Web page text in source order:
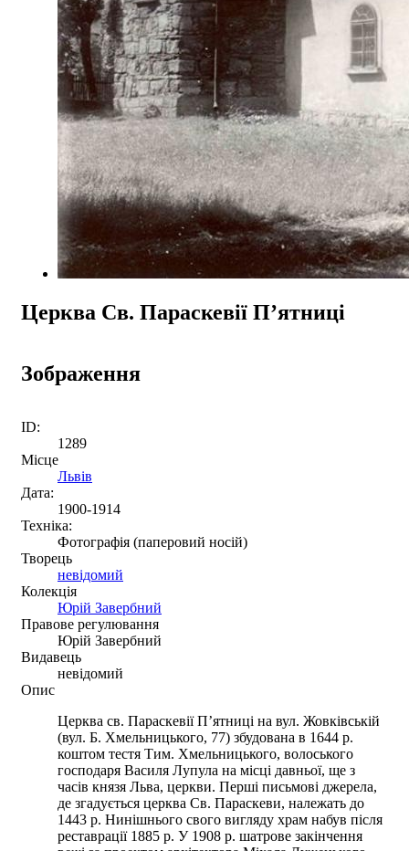
Церква Св. Параскевії П’ятниці
Зображення
ID:
1289
Місце
Львів
Дата:
1900-1914
Техніка:
Фотографія (паперовий носій)
Творець
невідомий
Колекція
Юрій Завербний
Правове регулювання
Юрій Завербний
Видавець
невідомий
Опис
Церква св. Параскевії П’ятниці на вул. Жовківській
(вул. Б. Хмельницького, 77) збудована в 1644 р.
коштом тестя Тим. Хмельницького, волоського
господаря Василя Лупула на місці давньої, ще з
часів князя Льва, церкви. Перші письмові джерела,
де згадується церква Св. Параскеви, належать до
1443 р. Нинішнього свого вигляду храм набув після
реставрації 1885 р. У 1908 р. шатрове закінчення